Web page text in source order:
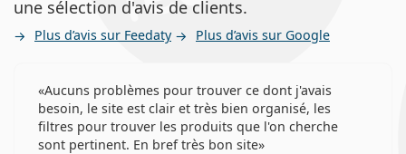
une sélection d'avis de clients.
Plus d’avis sur Feedaty Plus d’avis sur Google
Aucuns problèmes pour trouver ce dont j'avais
besoin, le site est clair et très bien organisé, les
filtres pour trouver les produits que l'on cherche
sont pertinent. En bref très bon site